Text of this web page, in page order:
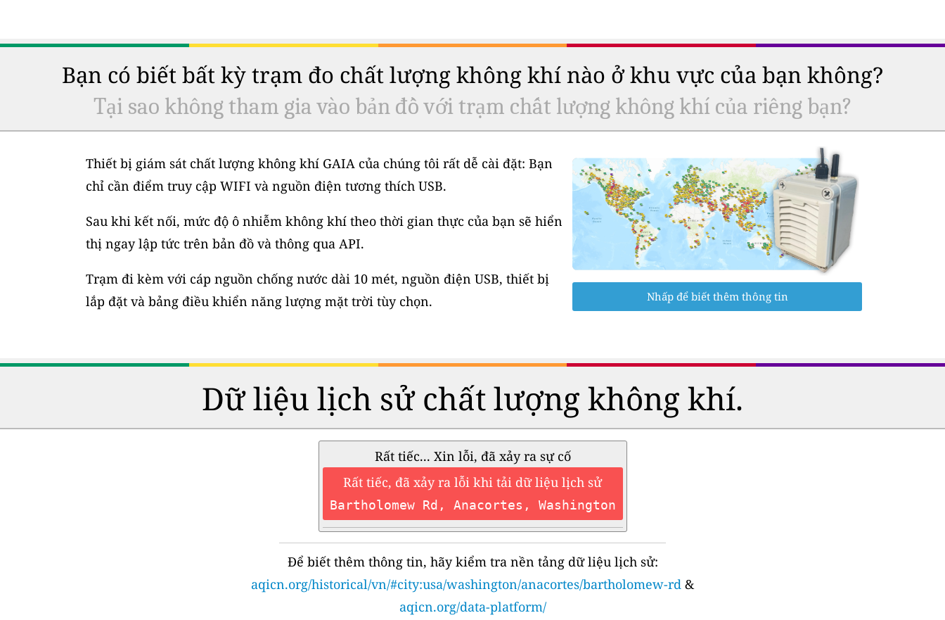
Bạn có biết bất kỳ trạm đo chất lượng không khí nào ở khu vực của bạn không?
Tại sao không tham gia vào bản đồ với trạm chất lượng không khí của riêng bạn?
Thiết bị giám sát chất lượng không khí GAIA của chúng tôi rất dễ cài đặt: Bạn
chỉ cần điểm truy cập WIFI và nguồn điện tương thích USB.
Sau khi kết nối, mức độ ô nhiễm không khí theo thời gian thực của bạn sẽ hiển
thị ngay lập tức trên bản đồ và thông qua API.
Trạm đi kèm với cáp nguồn chống nước dài 10 mét, nguồn điện USB, thiết bị
lắp đặt và bảng điều khiển năng lượng mặt trời tùy chọn.
Nhấp để biết thêm thông tin
Dữ liệu lịch sử chất lượng không khí.
Rất tiếc... Xin lỗi, đã xảy ra sự cố
Rất tiếc, đã xảy ra lỗi khi tải dữ liệu lịch sử
Bartholomew Rd, Anacortes, Washington
Để biết thêm thông tin, hãy kiểm tra nền tảng dữ liệu lịch sử:
aqicn.org/historical/vn/#city:usa/washington/anacortes/bartholomew-rd &
aqicn.org/data-platform/